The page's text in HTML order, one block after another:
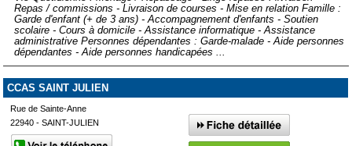
Repas / commissions - Livraison de courses - Mise en relation Famille :
Garde d'enfant (+ de 3 ans) - Accompagnement d'enfants - Soutien
scolaire - Cours à domicile - Assistance informatique - Assistance
administrative Personnes dépendantes : Garde-malade - Aide personnes
dépendantes - Aide personnes handicapées ...
CCAS SAINT JULIEN
Rue de Sainte-Anne
22940 - SAINT-JULIEN